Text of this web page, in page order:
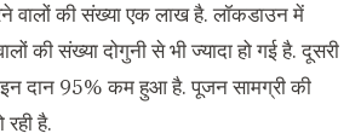
वालों की संख्या एक लाख है. लॉकडाउन में
की संख्या दोगुनी से भी ज्यादा हो गई है. दूसरी
दान 95% कम हुआ है. पूजन सामग्री की
है.